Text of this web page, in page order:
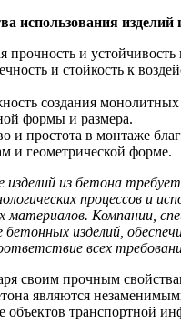
использования изделий
прочность и устойчивость
и стойкость к
создания
формы и размера.
и простота в монтаже
и геометрической форме.
изделий из бетона
процессов и
материалов. Компании,
бетонных изделий,
всех
своим прочным
являются
объектов транспортной